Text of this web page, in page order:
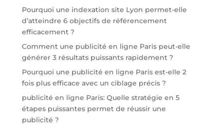
Pourquoi une indexation site Lyon permet-elle
d’atteindre 6 objectifs de référencement
efficacement ?
Comment une publicité en ligne Paris peut-elle
générer 3 résultats puissants rapidement ?
Pourquoi une publicité en ligne Paris est-elle 2
fois plus efficace avec un ciblage précis ?
publicité en ligne Paris: Quelle stratégie en 5
étapes puissantes permet de réussir une
publicité ?